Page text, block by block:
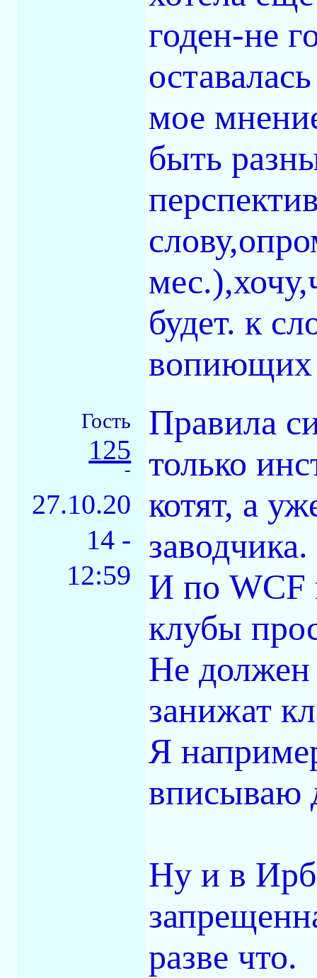
годен-не
мое
быть
будет. к
вопиющих
Гость
125
-
27.10.20
14 -
12:59
Правила
только
котят, а
заводчика.
И по WCF
клубы
Не должен
занижат
Я
вписываю
Ну и в
разве что.